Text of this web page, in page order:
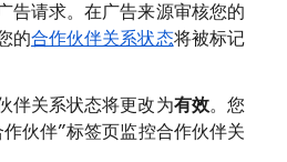
告请求。在广告来源审核您的
的合作伙伴关系状态将被标记
伴关系状态将更改为有效。您
伙伴”标签页监控合作伙伴关